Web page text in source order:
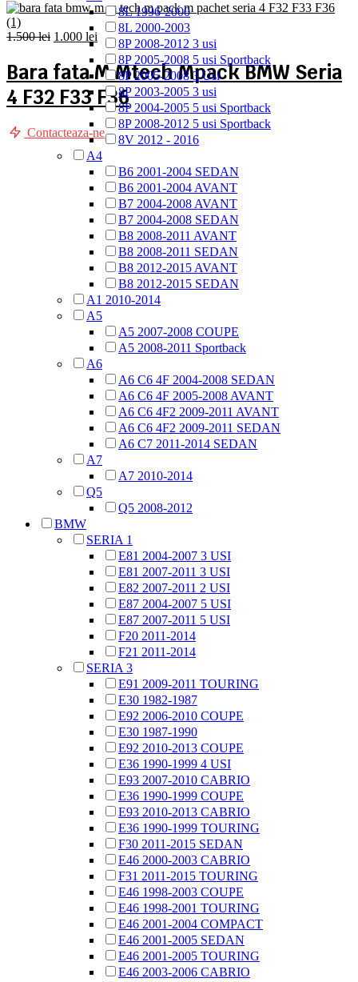
1.500lei Prețul
a
fost:
1.500 lei.
1.000 lei Prețul
curent
este:
1.000 lei.
Bara fata M Mtech Mpack BMW Seria
4 F32 F33 F36
Contacteaza-ne
8L 1996-2000
8L 2000-2003
8P 2008-2012 3 usi
8P 2005-2008 5 usi Sportback
8P 2005-2008 3 Usi
8P 2003-2005 3 usi
8P 2004-2005 5 usi Sportback
8P 2008-2012 5 usi Sportback
8V 2012 - 2016
A4
B6 2001-2004 SEDAN
B6 2001-2004 AVANT
B7 2004-2008 AVANT
B7 2004-2008 SEDAN
B8 2008-2011 AVANT
B8 2008-2011 SEDAN
B8 2012-2015 AVANT
B8 2012-2015 SEDAN
A1 2010-2014
A5
A5 2007-2008 COUPE
A5 2008-2011 Sportback
A6
A6 C6 4F 2004-2008 SEDAN
A6 C6 4F 2005-2008 AVANT
A6 C6 4F2 2009-2011 AVANT
A6 C6 4F2 2009-2011 SEDAN
A6 C7 2011-2014 SEDAN
A7
A7 2010-2014
Q5
Q5 2008-2012
BMW
SERIA 1
E81 2004-2007 3 USI
E81 2007-2011 3 USI
E82 2007-2011 2 USI
E87 2004-2007 5 USI
E87 2007-2011 5 USI
F20 2011-2014
F21 2011-2014
SERIA 3
E91 2009-2011 TOURING
E30 1982-1987
E92 2006-2010 COUPE
E30 1987-1990
E92 2010-2013 COUPE
E36 1990-1999 4 USI
E93 2007-2010 CABRIO
E36 1990-1999 COUPE
E93 2010-2013 CABRIO
E36 1990-1999 TOURING
F30 2011-2015 SEDAN
E46 2000-2003 CABRIO
F31 2011-2015 TOURING
E46 1998-2003 COUPE
E46 1998-2001 TOURING
E46 2001-2004 COMPACT
E46 2001-2005 SEDAN
E46 2001-2005 TOURING
E46 2003-2006 CABRIO